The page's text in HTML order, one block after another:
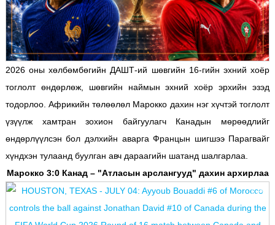
2026 оны хөлбөмбөгийн ДАШТ-ий шөвгийн 16-гийн эхний хоёр
тоглолт өндөрлөж, шөвгийн наймын эхний хоёр эрхийн эзэд
тодорлоо. Африкийн төлөөлөл Марокко дахин нэг хүчтэй тоглолт
үзүүлж хамтран зохион байгуулагч Канадын мөрөөдлийг
өндөрлүүлсэн бол дэлхийн аварга Францын шигшээ Парагвайг
хүндхэн тулаанд буулган авч дараагийн шатанд шалгарлаа.
Марокко 3:0 Канад – "Атласын арслангууд" дахин архирлаа